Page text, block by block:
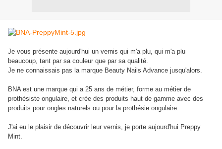
Je vous présente aujourd'hui un vernis qui m'a plu, qui m'a plu
beaucoup, tant par sa couleur que par sa qualité.
Je ne connaissais pas la marque Beauty Nails Advance jusqu'alors.
BNA est une marque qui a 25 ans de métier, forme au métier de
prothésiste ongulaire, et crée des produits haut de gamme avec des
produits pour ongles naturels ou pour la prothésie ongulaire.
J'ai eu le plaisir de découvrir leur vernis, je porte aujourd'hui Preppy
Mint.